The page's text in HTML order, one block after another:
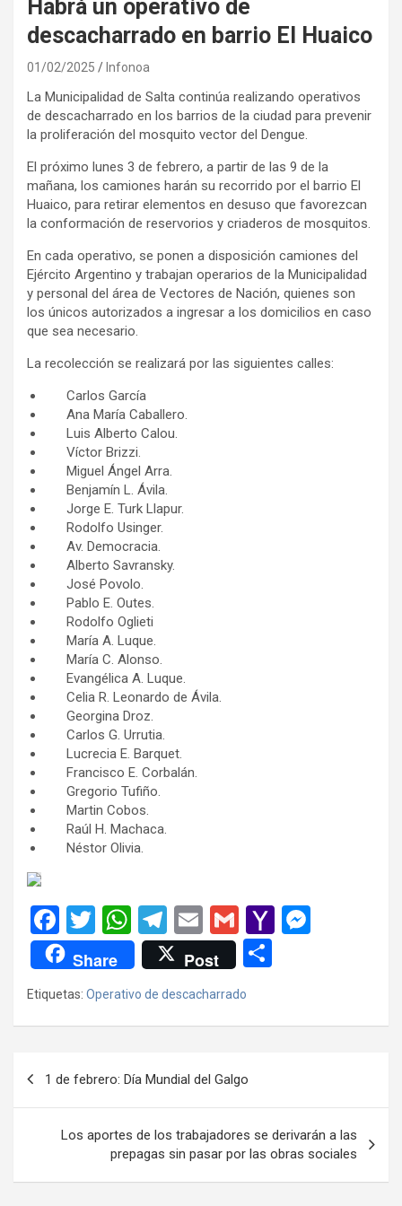
Habrá un operativo de
descacharrado en barrio El Huaico
01/02/2025 Infonoa
La Municipalidad de Salta continúa realizando operativos
de descacharrado en los barrios de la ciudad para prevenir
la proliferación del mosquito vector del Dengue.
El próximo lunes 3 de febrero, a partir de las 9 de la
mañana, los camiones harán su recorrido por el barrio El
Huaico, para retirar elementos en desuso que favorezcan
la conformación de reservorios y criaderos de mosquitos.
En cada operativo, se ponen a disposición camiones del
Ejército Argentino y trabajan operarios de la Municipalidad
y personal del área de Vectores de Nación, quienes son
los únicos autorizados a ingresar a los domicilios en caso
que sea necesario.
La recolección se realizará por las siguientes calles:
Carlos García
Ana María Caballero.
Luis Alberto Calou.
Víctor Brizzi.
Miguel Ángel Arra.
Benjamín L. Ávila.
Jorge E. Turk Llapur.
Rodolfo Usinger.
Av. Democracia.
Alberto Savransky.
José Povolo.
Pablo E. Outes.
Rodolfo Oglieti
María A. Luque.
María C. Alonso.
Evangélica A. Luque.
Celia R. Leonardo de Ávila.
Georgina Droz.
Carlos G. Urrutia.
Lucrecia E. Barquet.
Francisco E. Corbalán.
Gregorio Tufiño.
Martin Cobos.
Raúl H. Machaca.
Néstor Olivia.
F
a
ce
b
o
k
T
wi
tt
er
W
h
at
s
A
p
T
el
e
gr
a
E
m
ail
G
m
ail
Y
o
g
Share Post
Etiquetas: Operativo de descacharrado
entradas
1 de febrero: Día Mundial del Galgo
Los aportes de los trabajadores se derivarán a las
prepagas sin pasar por las obras sociales